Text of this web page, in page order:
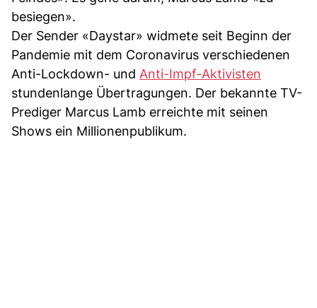
besiegen».
Der Sender «Daystar» widmete seit Beginn der
Pandemie mit dem Coronavirus verschiedenen
Anti-Lockdown- und Anti-Impf-Aktivisten
stundenlange Übertragungen. Der bekannte TV-
Prediger Marcus Lamb erreichte mit seinen
Shows ein Millionenpublikum.